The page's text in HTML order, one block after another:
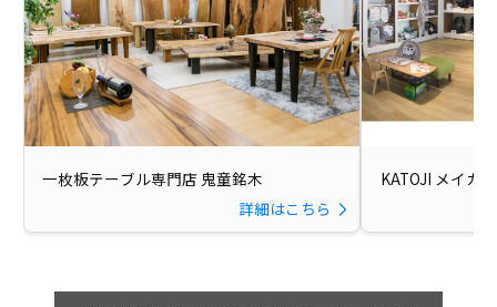
一枚板テーブル専門店 鬼童銘木
詳細はこちら
KATOJI メイカ